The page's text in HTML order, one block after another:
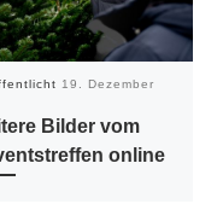
19. Dezember
Bilder vom
online